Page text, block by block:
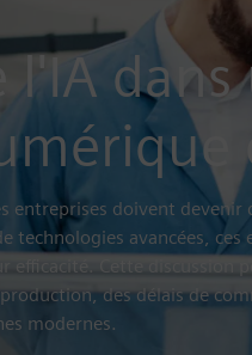
dans
entreprises doivent devenir
technologies avancées, ces
Cette discussion
des délais de
modernes.